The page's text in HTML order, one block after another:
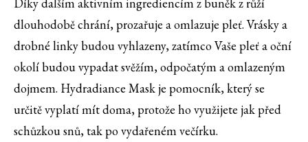
Díky dalším aktivním ingrediencím z buněk z růží
dlouhodobě chrání, prozařuje a omlazuje pleť. Vrásky a
drobné linky budou vyhlazeny, zatímco Vaše pleť a oční
okolí budou vypadat svěžím, odpočatým a omlazeným
dojmem. Hydradiance Mask je pomocník, který se
určitě vyplatí mít doma, protože ho využijete jak před
schůzkou snů, tak po vydařeném večírku.